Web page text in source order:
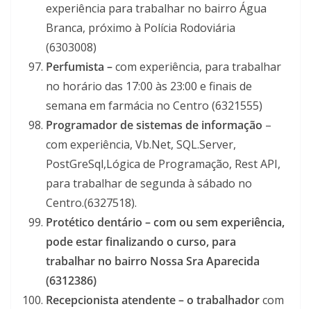
experiência para trabalhar no bairro Água
Branca, próximo à Polícia Rodoviária
(6303008)
Perfumista –com experiência, para trabalhar
no horário das 17:00 às 23:00 e finais de
semana em farmácia no Centro (6321555)
Programador de sistemas de informação –
com experiência, Vb.Net, SQL.Server,
PostGreSql,Lógica de Programação, Rest API,
para trabalhar de segunda à sábado no
Centro.(6327518).
Protético dentário – com ou sem experiência,
pode estar finalizando o curso, para
trabalhar no bairro Nossa Sra Aparecida
(6312386)
Recepcionista atendente –o trabalhadorcom